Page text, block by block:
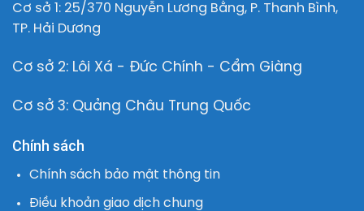
Cơ sở 1: 25/370 Nguyễn Lương Bằng, P. Thanh Bình,
TP. Hải Dương
Cơ sở 2: Lôi Xá - Đức Chính - Cẩm Giàng
Cơ sở 3: Quảng Châu Trung Quốc
Chính sách
Chính sách bảo mật thông tin
Điều khoản giao dịch chung